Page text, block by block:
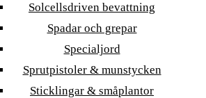
Solcellsdriven bevattning
Spadar och grepar
Specialjord
Sprutpistoler & munstycken
Sticklingar & småplantor